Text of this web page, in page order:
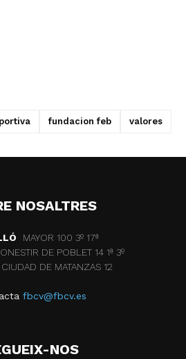
fundacion feb valores
NOSALTRES
MAYOR 100 3º 17ª
DE POBLET 14 1ª 3º
CIUDAD DE MATANZAS 12
fbcv@fbcv.es
NOS